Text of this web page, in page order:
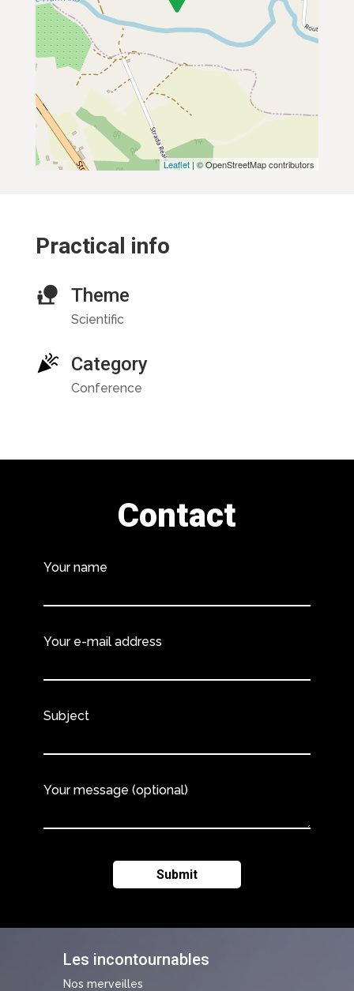
Leaflet | © OpenStreetMap contributors
Practical info
Theme
Scientific
Category
Conference
Les incontournables
Nos merveilles
Contact
Your name
Your e-mail address
Subject
Your message (optional)